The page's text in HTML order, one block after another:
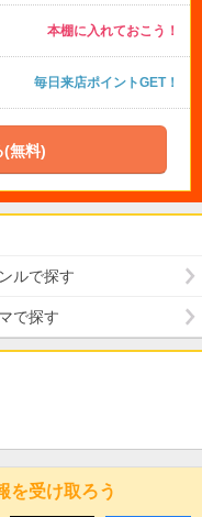
本棚に入れておこう！
毎日来店ポイントGET！
(無料)
ルで探す
で探す
を受け取ろう